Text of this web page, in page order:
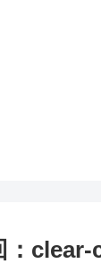
：clear-